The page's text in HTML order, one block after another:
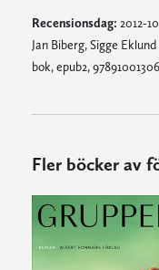
Recensionsdag: 2012-
Jan Biberg, Sigge Eklund
bok, epub2,
Fler böcker av